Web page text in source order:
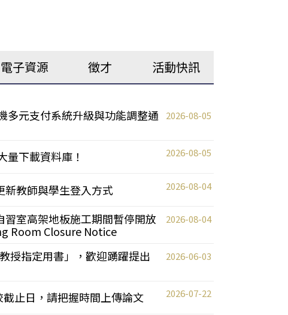
電子資源 徵才 活動快訊
多元支付系統升級與功能調整通
2026-08-05
量下載資料庫！ 2026-08-05
教師與學生登入方式 2026-08-04
習室高架地板施工期間暫停開放
Room Closure Notice
2026-08-04
授指定用書」，歡迎踴躍提出
2026-06-03
止日，請把握時間上傳論文 2026-07-22